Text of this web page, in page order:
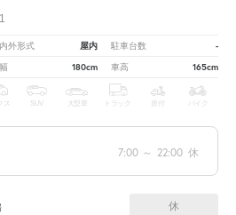
外形式 屋内 駐車台数 -
180cm 車高 165cm
ス SUV 大型車 トラック 原付 バイク
7:00 ～ 22:00 休
休